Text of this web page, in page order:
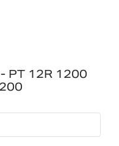
PT 12R 1200